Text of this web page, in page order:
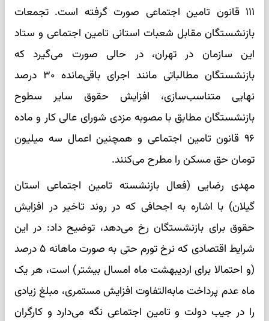
۱۱۱ قانون تامین اجتماعی صورت گرفته است. تجمعات
بازنشستگان مقابل شعبات استانی تامین اجتماعی و ستاد
این سازمان در تهران، در حالی صورت می‌گیرد که
بازنشستگان مطالباتی مانند اجرای باقی‌مانده ۳۰ درصد
نهایی متناسب‌سازی، افزایش حقوق سایر سطوح
بازنشستگان مطابق با مصوبه مزدی شورای عالی کار و ماده
۹۶ قانون تامین اجتماعی و همچنین اعمال سه میلیون
تومان حق مسکن را مطرح می‌کنند.
مهدی رضایی (فعال بازنشسته تامین اجتماعی استان
گیلان) با اشاره به اجحافی که در روند تاخیر در افزایش
حقوق برای بازنشستگان رخ می‌دهد، توضیح داد: در این
شرایط اقتصادی که نرخ تورم حتی به صورت ماهانه ۵ درصد
(و احتمالا برای اردیبهشت ماه امسال بیشتر) است، هر یک
ماه‌ عدم پرداخت مابه‌التفاوت افزایش مستمری، مبلغ زیادی
را در جیب دولت و تامین اجتماعی نگه می‌دارد و کارگران